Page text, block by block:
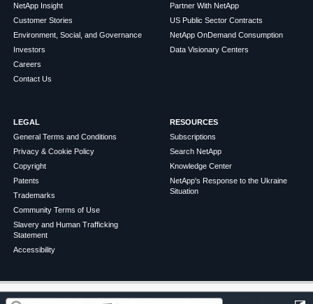
NetApp Insight
Customer Stories
Environment, Social, and Governance
Investors
Careers
Contact Us
Partner With NetApp
US Public Sector Contracts
NetApp OnDemand Consumption
Data Visionary Centers
LEGAL
General Terms and Conditions
Privacy & Cookie Policy
Copyright
Patents
Trademarks
Community Terms of Use
Slavery and Human Trafficking
Statement
Accessibility
RESOURCES
Subscriptions
Search NetApp
Knowledge Center
NetApp's Response to the Ukraine
Situation